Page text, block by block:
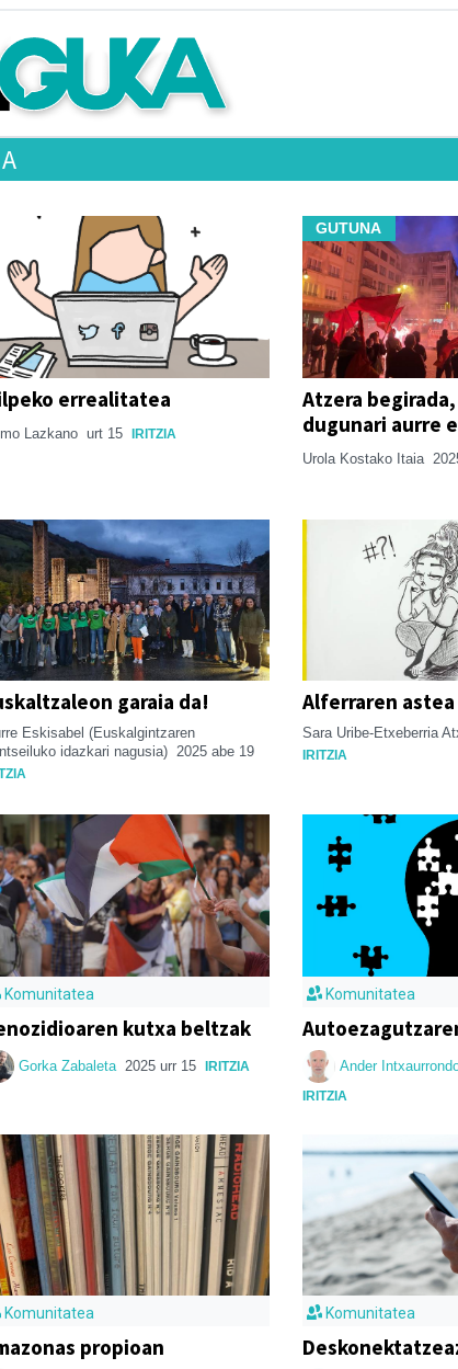
errealitatea
Lazkano urt 15 IRITZIA
GUTUNA
Atzera
dugunari aurre
Urola Kostako Itaia
garaia da!
Eskisabel (Euskalgintzaren
idazkari nagusia) 2025 abe 19
Alferraren astea
Sara Uribe-Etxeberria
IRITZIA
Komunitatea
kutxa beltzak
Gorka Zabaleta 2025 urr 15 IRITZIA
Komunitatea
Ander
IRITZIA
Komunitatea
propioan
Komunitatea